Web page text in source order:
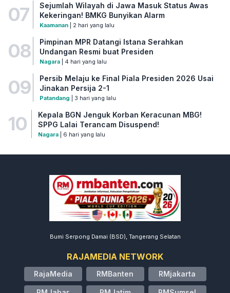
07
Sejumlah Wilayah di Jawa Masuk Status Awas
Kekeringan! BMKG Bunyikan Alarm
Kaamanan| 2 hari yang lalu
08
Pimpinan MPR Datangi Istana Serahkan
Undangan Resmi buat Presiden
Nagara| 4 hari yang lalu
09
Persib Melaju ke Final Piala Presiden 2026 Usai
Jinakan Persija 2-1
Patandang | 3 hari yang lalu
10
Kepala BGN Jenguk Korban Keracunan MBG!
SPPG Lalai Terancam Disuspend!
Nagara| 6 hari yang lalu
Bumi Serpong Damai (BSD), Tangerang Selatan
RAJAMEDIA NETWORK
RajaMedia RMBanten RMjakarta